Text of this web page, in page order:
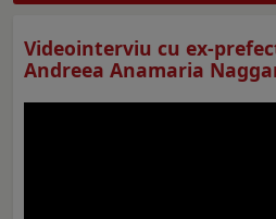
Videointerviu cu ex-
Andreea Anamaria